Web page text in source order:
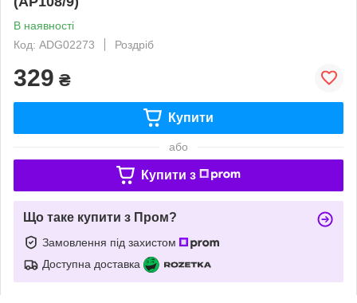
В наявності
Код: ADG02273
Роздріб
329 ₴
Купити
або
Купити з
Що таке купити з Пром?
Замовлення під захистом
Доступна доставка